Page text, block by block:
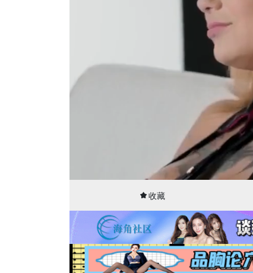
00:01 15:50
收藏